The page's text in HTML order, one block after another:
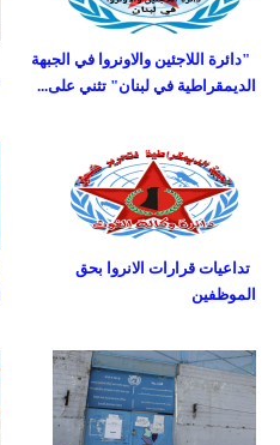
"دائرة اللاجئين والاونروا في الجبهة
الديمقراطية في لبنان" تثني على...
تداعيات قرارات الانروا بحق
الموظفين